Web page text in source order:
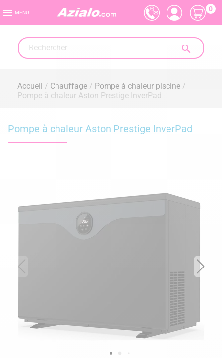
 MENU

0
Accueil Chauffage
Pompe à chaleur piscine
Pompe à chaleur Aston Prestige InverPad
Pompe à chaleur Aston Prestige InverPad